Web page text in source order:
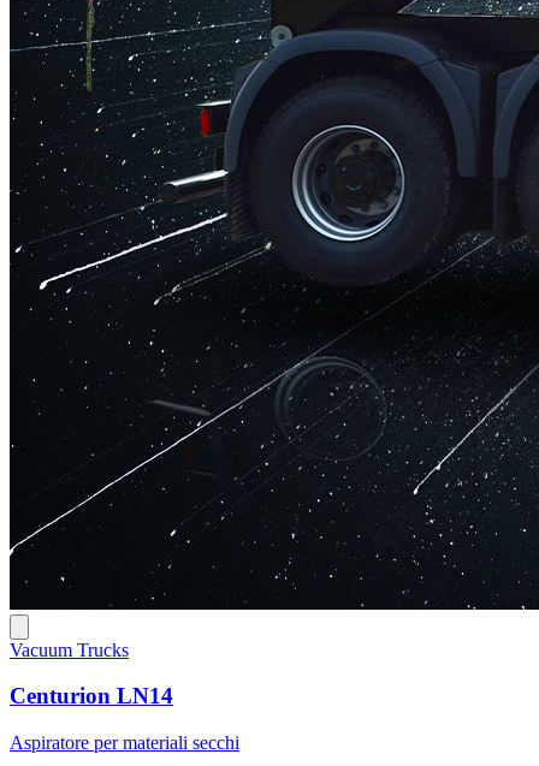
Vacuum Trucks
Centurion LN14
Aspiratore per materiali secchi